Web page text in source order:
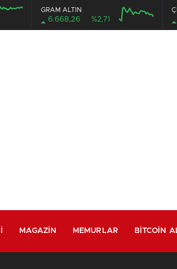
GRAM ALTIN
6.668,26 %2,71
MAGAZIN MEMURLAR BITCOIN